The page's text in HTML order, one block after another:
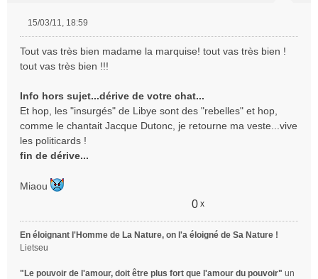
s
s
g
e
n
l
15/03/11, 18:59
Tout vas très bien madame la marquise! tout vas très bien !
tout vas très bien !!!
Info hors sujet...dérive de votre chat...
Et hop, les "insurgés" de Libye sont des "rebelles" et hop,
comme le chantait Jacque Dutonc, je retourne ma veste...vive
les politicards !
fin de dérive...
Miaou
0 x
En éloignant l'Homme de La Nature, on l'a éloigné de Sa Nature !
Lietseu
"Le pouvoir de l'amour, doit être plus fort que l'amour du pouvoir" un